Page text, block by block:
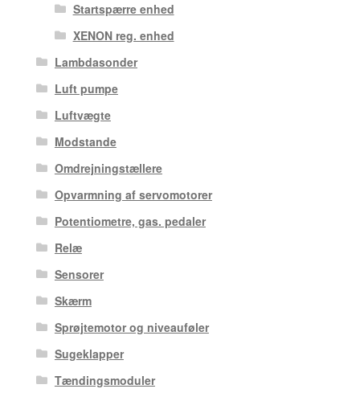
Startspærre enhed
XENON reg. enhed
Lambdasonder
Luft pumpe
Luftvægte
Modstande
Omdrejningstællere
Opvarmning af servomotorer
Potentiometre, gas. pedaler
Relæ
Sensorer
Skærm
Sprøjtemotor og niveauføler
Sugeklapper
Tændingsmoduler